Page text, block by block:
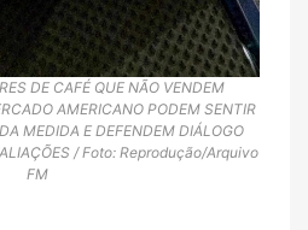
DE CAFÉ QUE NÃO VENDEM
AMERICANO PODEM SENTIR
MEDIDA E DEFENDEM DIÁLOGO
/ Foto: Reprodução/Arquivo
FM